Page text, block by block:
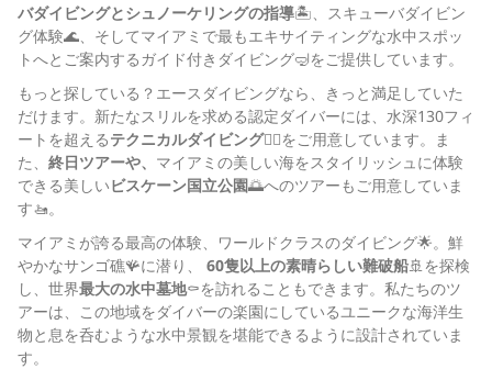
バダイビングとシュノーケリングの指導🏝️、スキューバダイビン
グ体験🌊、そしてマイアミで最もエキサイティングな水中スポッ
トへとご案内するガイド付きダイビング🤿をご提供しています。
もっと探している？エースダイビングなら、きっと満足していた
だけます。新たなスリルを求める認定ダイバーには、水深130フィ
ートを超えるテクニカルダイビング🏊‍♂️をご用意しています。ま
た、 終日ツアーや、 マイアミの美しい海をスタイリッシュに体験
できる美しいビスケーン国立公園🌅へのツアーもご用意していま
す🚤。
マイアミが誇る最高の体験、ワールドクラスのダイビング🌟。鮮
やかなサンゴ礁🪸に潜り、 60隻以上の素晴らしい難破船🚢を探検
し、世界最大の水中墓地⚰️を訪れることもできます。私たちのツ
アーは、この地域をダイバーの楽園にしているユニークな海洋生
物と息を呑むような水中景観を堪能できるように設計されていま
す。